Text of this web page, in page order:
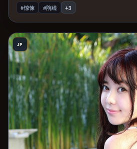
#惊悚 #院线 +3
JP